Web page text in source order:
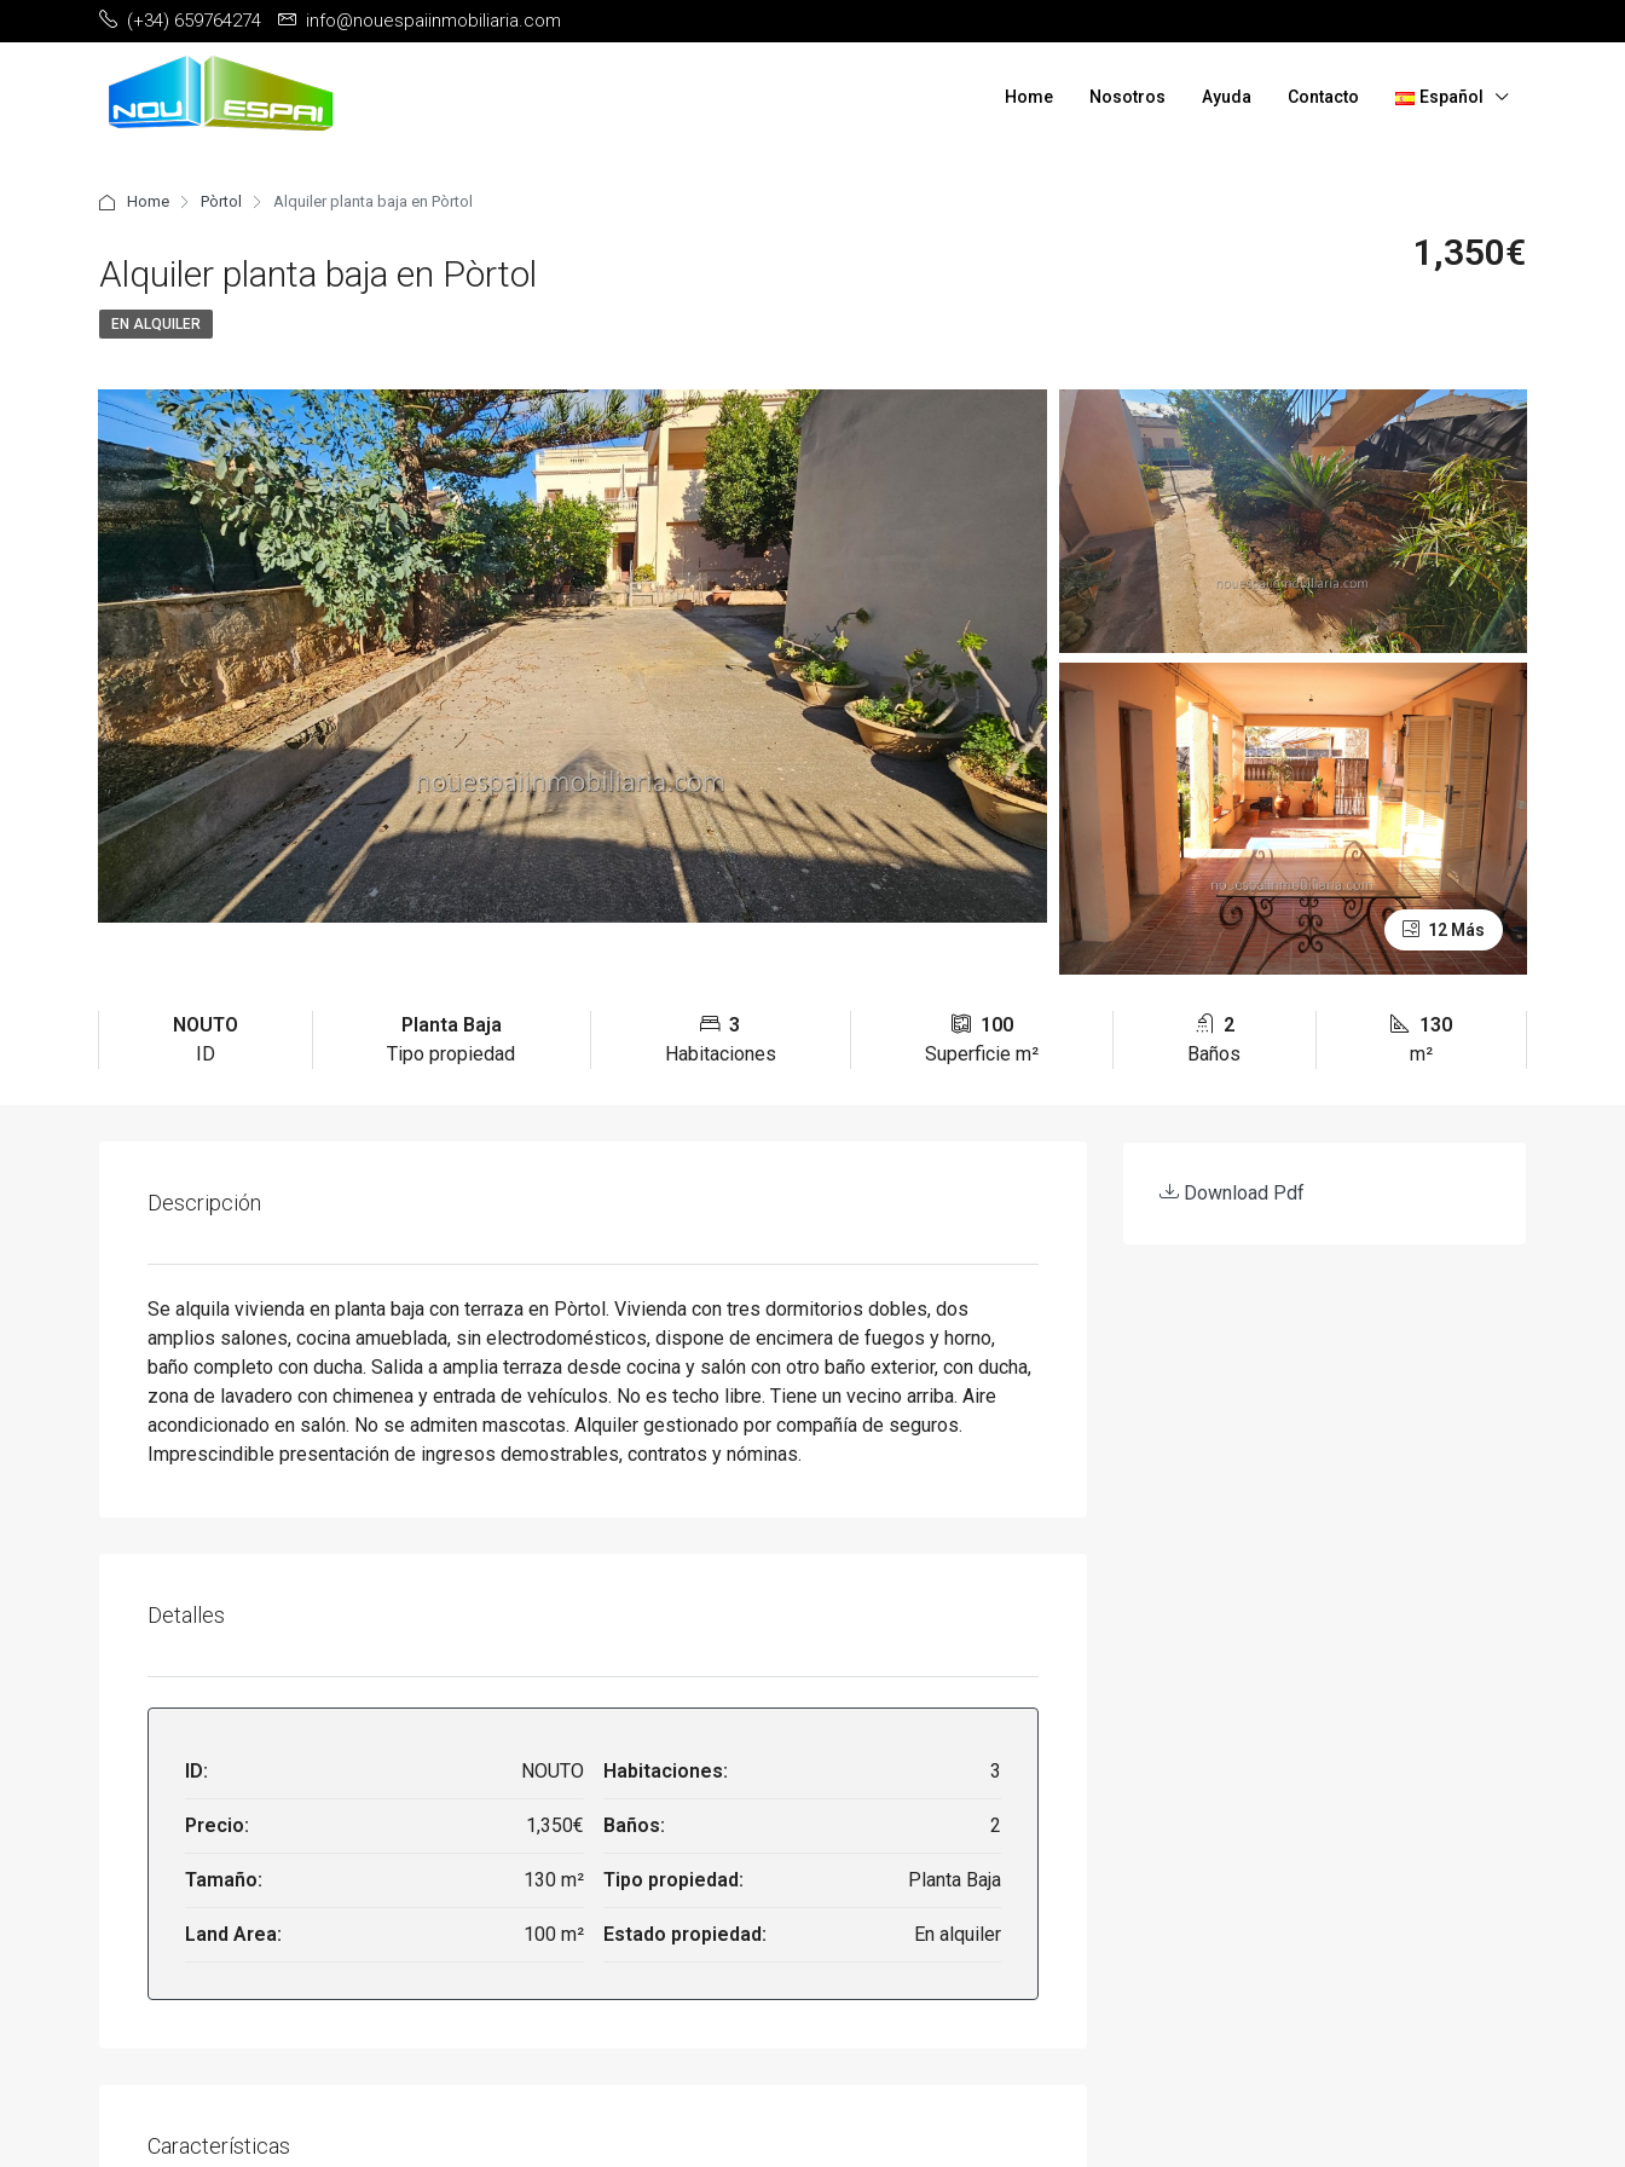
(+34) 659764274 info@nouespaiinmobiliaria.com
Home Nosotros Ayuda Contacto Español
Home Pòrtol Alquiler planta baja en Pòrtol
Alquiler planta baja en Pòrtol
1,350€
EN ALQUILER
12 Más
NOUTO
ID
Planta Baja
Tipo propiedad
3
Habitaciones
100
Superficie m²
2
Baños
130
m²
Descripción
Se alquila vivienda en planta baja con terraza en Pòrtol. Vivienda con tres dormitorios dobles, dos
amplios salones, cocina amueblada, sin electrodomésticos, dispone de encimera de fuegos y horno,
baño completo con ducha. Salida a amplia terraza desde cocina y salón con otro baño exterior, con ducha,
zona de lavadero con chimenea y entrada de vehículos. No es techo libre. Tiene un vecino arriba. Aire
acondicionado en salón. No se admiten mascotas. Alquiler gestionado por compañía de seguros.
Imprescindible presentación de ingresos demostrables, contratos y nóminas.
Detalles
ID: NOUTO
Precio: 1,350€
Tamaño: 130 m²
Land Area: 100 m²
Habitaciones: 3
Baños: 2
Tipo propiedad: Planta Baja
Estado propiedad: En alquiler
Características
Download Pdf